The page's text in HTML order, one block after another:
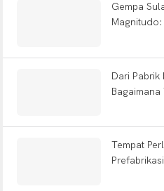
Gempa
Dari Pabrik
Bagaimana
Tempat